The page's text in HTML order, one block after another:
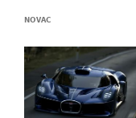
NOVAC